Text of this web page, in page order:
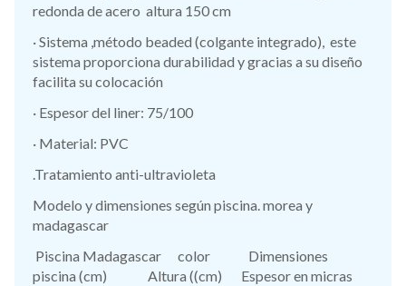
redonda de acero altura 150 cm
· Sistema ,método beaded (colgante integrado), este
sistema proporciona durabilidad y gracias a su diseño
facilita su colocación
· Espesor del liner: 75/100
· Material: PVC
.Tratamiento anti-ultravioleta
Modelo y dimensiones según piscina. morea y
madagascar
Piscina Madagascar color Dimensiones
piscina (cm) Altura ((cm) Espesor en micras